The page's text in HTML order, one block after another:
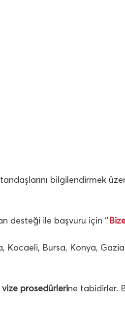
bilgilendirmek üzere
desteği ile başvuru için ‘’
Kocaeli, Bursa, Konya,
prosedürlerine tabidirler.